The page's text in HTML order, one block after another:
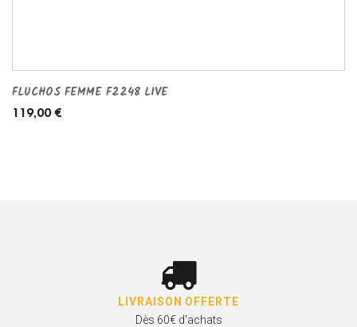
FLUCHOS FEMME F2248 LIVE
119,00 €
LIVRAISON OFFERTE
Dès 60€ d'achats